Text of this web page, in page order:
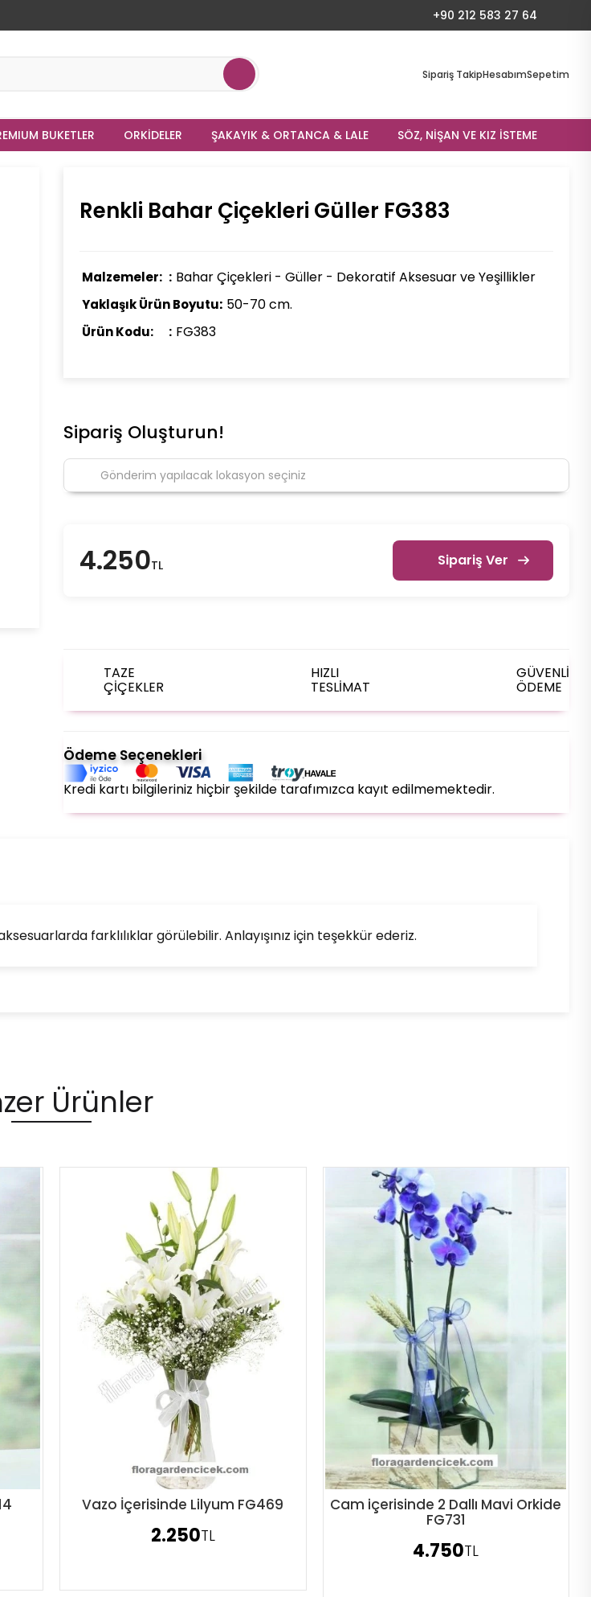
+90 212 583 27 64
Sipariş TakipHesabımSepetim
BUKETLER ORKIDELER ŞAKAYIK & ORTANCA & LALE SÖZ, NIŞAN VE KIZ İSTEME
Renkli Bahar Çiçekleri Güller FG383
Malzemeler: Bahar Çiçekleri - Güller - Dekoratif Aksesuar ve Yeşillikler
Yaklaşık Ürün Boyutu: 50-70 cm.
Ürün Kodu: FG383
Sipariş Oluşturun!
4.250TL Sipariş Ver
TAZE
ÇİÇEKLER
HIZLI
TESLİMAT
GÜVENLİ
ÖDEME
Ödeme Seçenekleri
Kredi kartı bilgileriniz hiçbir şekilde tarafımızca kayıt edilmemektedir.
farklılıklar görülebilir. Anlayışınız için teşekkür ederiz.
Ürünler
Sipariş Ver
Vazo İçerisinde Lilyum FG469
2.250TL
Sipariş Ver
Cam içerisinde 2 Dallı Mavi Orkide
FG731
4.750TL